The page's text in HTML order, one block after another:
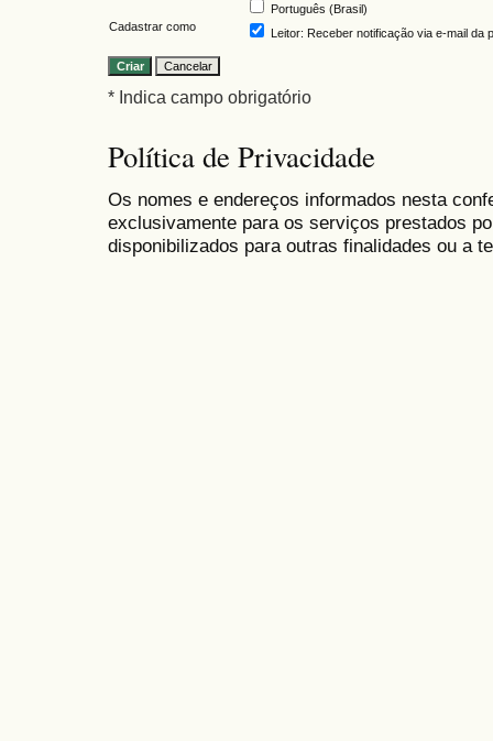
Português (Brasil)
Cadastrar como
Leitor: Receber notificação via e-mail da
* Indica campo obrigatório
Política de Privacidade
Os nomes e endereços informados nesta
exclusivamente para os serviços prestados
disponibilizados para outras finalidades ou a